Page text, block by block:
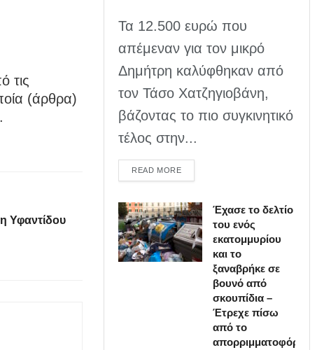
τις
(άρθρα)
Υφαντίδου
Τα 12.500 ευρώ που
απέμεναν για τον μικρό
Δημήτρη καλύφθηκαν από
τον Τάσο Χατζηγιοβάνη,
βάζοντας το πιο συγκινητικό
τέλος στην...
READ MOREDETAILS
Έχασε το δελτίο
του ενός
εκατομμυρίου
και το
ξαναβρήκε σε
βουνό από
σκουπίδια –
Έτρεχε πίσω
από το
απορριμματοφόρο